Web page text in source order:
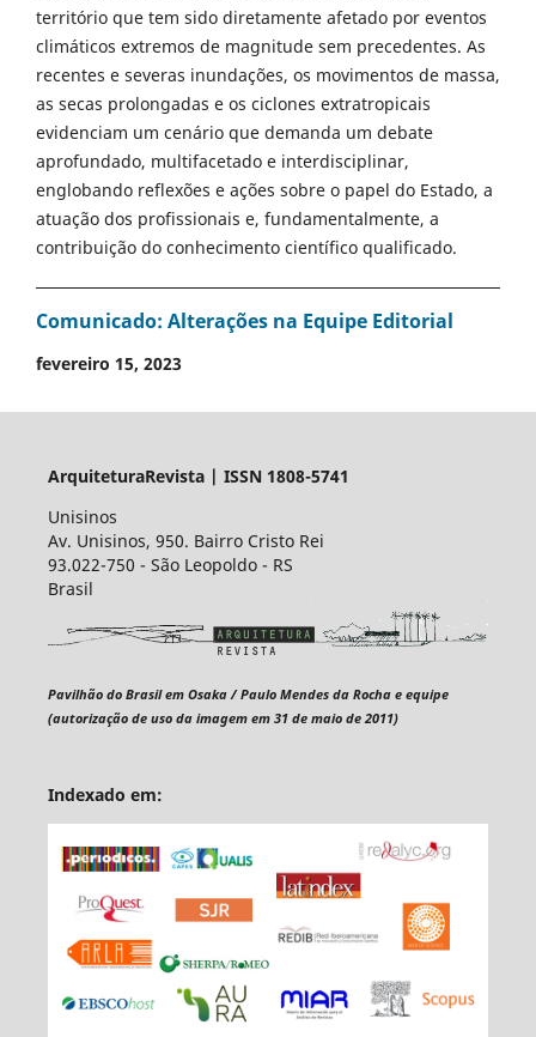
território que tem sido diretamente afetado por eventos
climáticos extremos de magnitude sem precedentes. As
recentes e severas inundações, os movimentos de massa,
as secas prolongadas e os ciclones extratropicais
evidenciam um cenário que demanda um debate
aprofundado, multifacetado e interdisciplinar,
englobando reflexões e ações sobre o papel do Estado, a
atuação dos profissionais e, fundamentalmente, a
contribuição do conhecimento científico qualificado.
Comunicado: Alterações na Equipe Editorial
fevereiro 15, 2023
ArquiteturaRevista | ISSN 1808-5741
Unisinos
Av. Unisinos, 950. Bairro Cristo Rei
93.022-750 - São Leopoldo - RS
Brasil
Pavilhão do Brasil em Osaka / Paulo Mendes da Rocha e equipe
(autorização de uso da imagem em 31 de maio de 2011)
Indexado em: